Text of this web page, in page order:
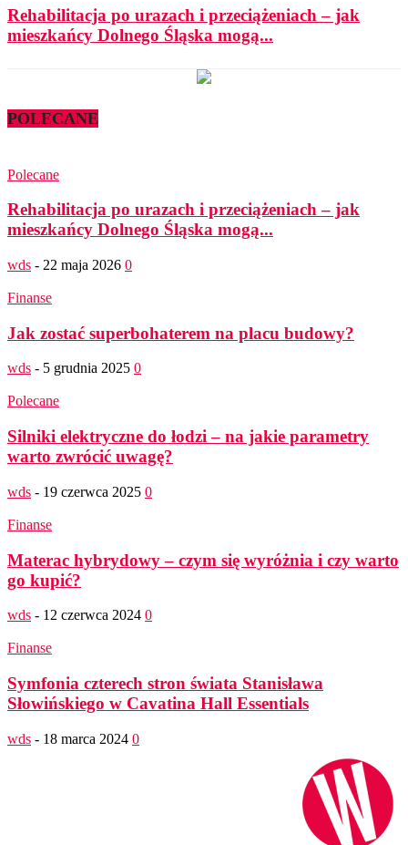
Rehabilitacja po urazach i przeciążeniach – jak
mieszkańcy Dolnego Śląska mogą...
POLECANE
Polecane
Rehabilitacja po urazach i przeciążeniach – jak
mieszkańcy Dolnego Śląska mogą...
wds - 22 maja 2026 0
Finanse
Jak zostać superbohaterem na placu budowy?
wds - 5 grudnia 2025 0
Polecane
Silniki elektryczne do łodzi – na jakie parametry
warto zwrócić uwagę?
wds - 19 czerwca 2025 0
Finanse
Materac hybrydowy – czym się wyróżnia i czy warto
go kupić?
wds - 12 czerwca 2024 0
Finanse
Symfonia czterech stron świata Stanisława
Słowińskiego w Cavatina Hall Essentials
wds - 18 marca 2024 0